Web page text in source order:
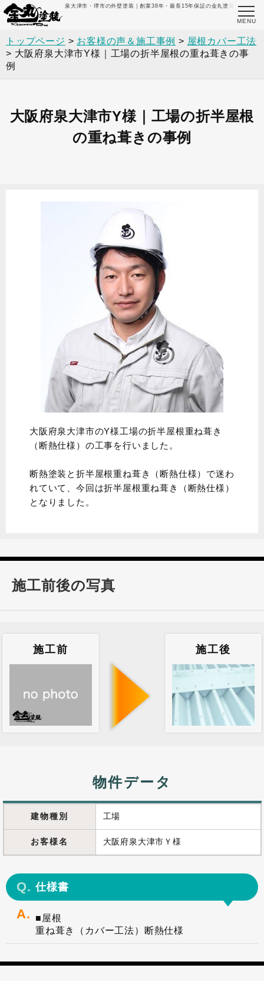
泉大津市・堺市の外壁塗装｜創業38年・最長15年保証の金丸塗装
トップページ > お客様の声＆施工事例 > 屋根カバー工法
> 大阪府泉大津市Y様｜工場の折半屋根の重ね葺きの事
例
大阪府泉大津市Y様｜工場の折半屋根
の重ね葺きの事例
大阪府泉大津市のY様工場の折半屋根重ね葺き
（断熱仕様）の工事を行いました。
断熱塗装と折半屋根重ね葺き（断熱仕様）で迷わ
れていて、今回は折半屋根重ね葺き（断熱仕様）
となりました。
施工前後の写真
施工前 施工後
物件データ
建物種別 工場
お客様名 大阪府泉大津市Ｙ様
仕様書
■屋根
重ね葺き（カバー工法）断熱仕様